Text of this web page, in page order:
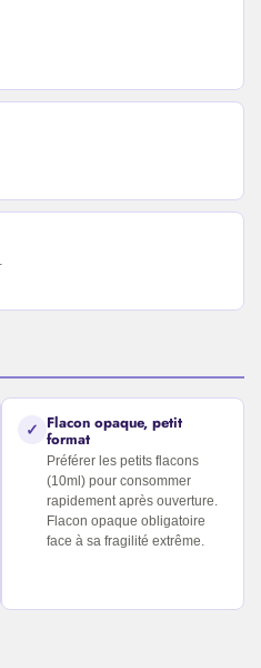
✓ Flacon opaque, petit
format
Préférer les petits flacons
(10ml) pour consommer
rapidement après ouverture.
Flacon opaque obligatoire
face à sa fragilité extrême.